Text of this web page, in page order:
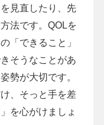
見直したり、先
法です。QOLを
「できること」
そうなことがあ
勢が大切です。
、そっと手を差
を心がけましょ